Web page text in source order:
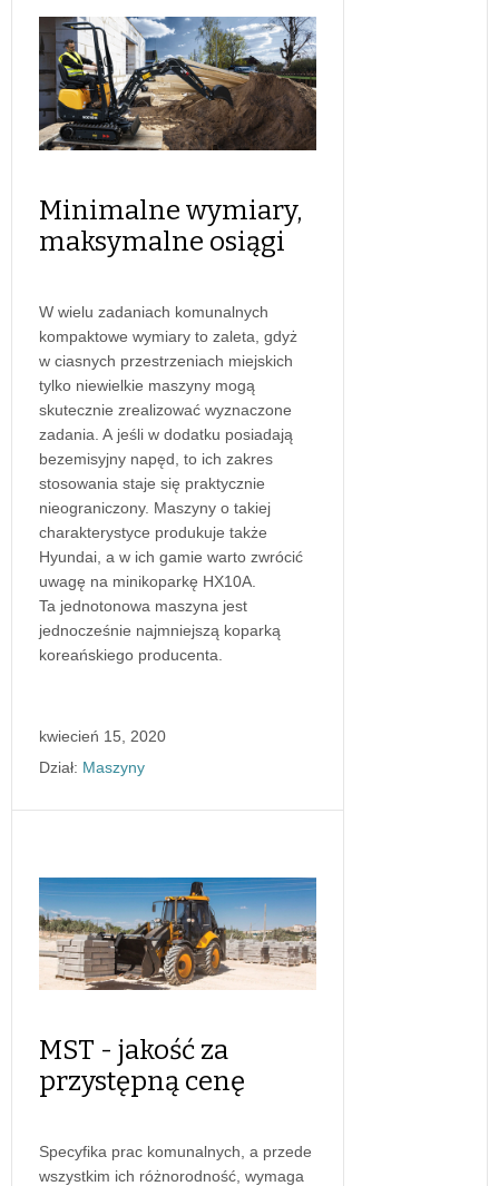
Minimalne wymiary,
maksymalne osiągi
W wielu zadaniach komunalnych
kompaktowe wymiary to zaleta, gdyż
w ciasnych przestrzeniach miejskich
tylko niewielkie maszyny mogą
skutecznie zrealizować wyznaczone
zadania. A jeśli w dodatku posiadają
bezemisyjny napęd, to ich zakres
stosowania staje się praktycznie
nieograniczony. Maszyny o takiej
charakterystyce produkuje także
Hyundai, a w ich gamie warto zwrócić
uwagę na minikoparkę HX10A.
Ta jednotonowa maszyna jest
jednocześnie najmniejszą koparką
koreańskiego producenta.
kwiecień 15, 2020
Dział: Maszyny
MST - jakość za
przystępną cenę
Specyfika prac komunalnych, a przede
wszystkim ich różnorodność, wymaga